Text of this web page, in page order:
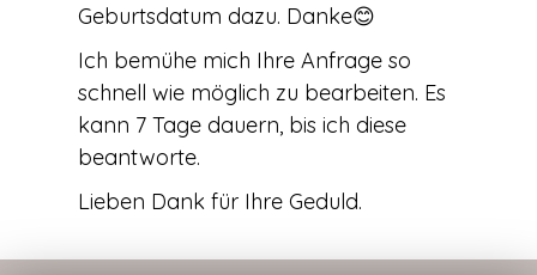
Geburtsdatum dazu. Danke😊
Ich bemühe mich Ihre Anfrage so
schnell wie möglich zu bearbeiten. Es
kann 7 Tage dauern, bis ich diese
beantworte.
Lieben Dank für Ihre Geduld.